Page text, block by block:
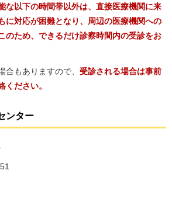
な以下の時間帯以外は、直接医療機関に来
に対応が困難となり、周辺の医療機関への
のため、できるだけ診察時間内の受診をお
合もありますので、 受診される場合は事前
ください。
ンター